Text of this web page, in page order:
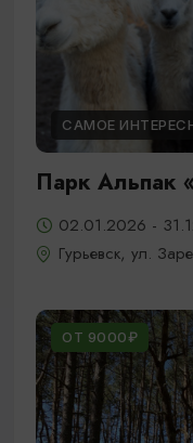
САМОЕ
Парк Альпак
02.01.2026 -
Гурьевск, ул.
ОТ 9000₽